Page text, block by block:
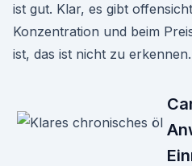
ist gut. Klar, es gibt
Konzentration und beim
ist, das ist nicht zu erkennen.